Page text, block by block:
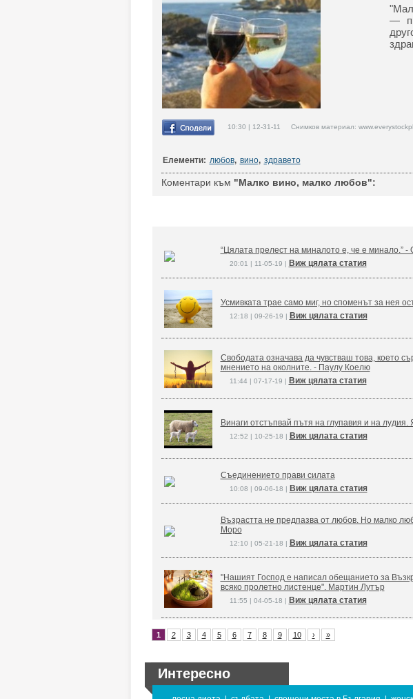
—
Джон
10:30 | 12-31-11 Снимков материал:
Елементи: любов, вино, здравето
Коментари към "Малко вино, малко любов":
“Цялата прелест на миналото е, че е минало.” -
20:01 | 11-05-19 | Виж цялата статия
Усмивката трае само миг, но споменът за нея
12:18 | 09-26-19 | Виж цялата статия
Свободата означава да чувстваш това, което
мнението на околните. - Паулу Коелю
11:44 | 07-17-19 | Виж цялата статия
Винаги отстъпвай пътя на глупавия и на
12:52 | 10-25-18 | Виж цялата статия
Съединението прави силата
10:08 | 09-06-18 | Виж цялата статия
Възрастта не предпазва от любов. Но малко
Моро
12:10 | 05-21-18 | Виж цялата статия
"Нашият Господ е написал обещанието за
всяко пролетно листенце". Мартин Лутър
11:55 | 04-05-18 | Виж цялата статия
1 2 3 4 5 6 7 8 9 10 › »
Интересно